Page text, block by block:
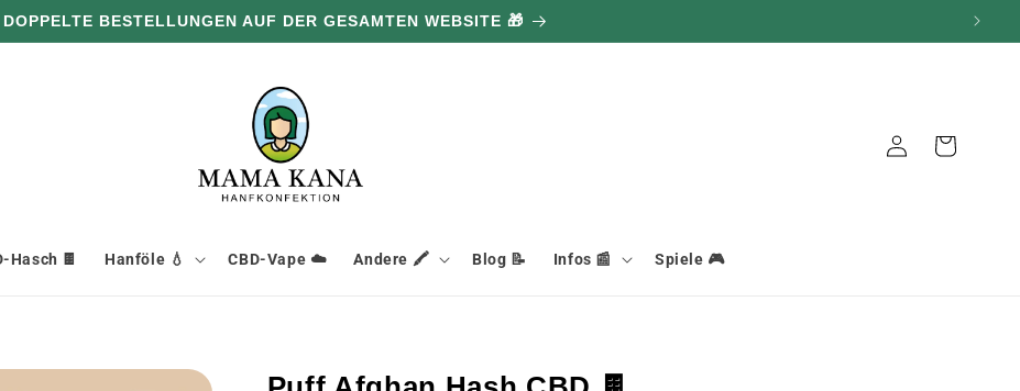
DOPPELTE BESTELLUNGEN AUF DER GESAMTEN WEBSITE 🎁
Hasch 🍫 Hanföle 💧 CBD-Vape ☁️ Andere 🖍️ Blog 📝 Infos 📰 Spiele 🎮
VerbindungWarenkorb